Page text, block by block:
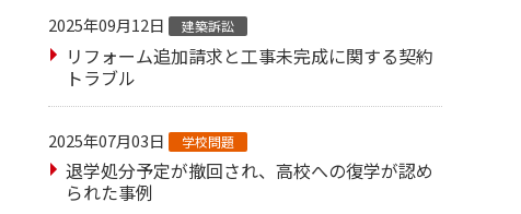
2025年09月12日 建築訴訟
リフォーム追加請求と工事未完成に関する契約
トラブル
2025年07月03日 学校問題
退学処分予定が撤回され、高校への復学が認め
られた事例